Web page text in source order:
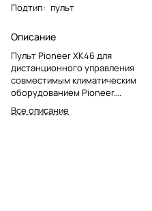
Подтип: пульт
Описание
Пульт Pioneer XK46 для
дистанционного управления
совместимым климатическим
оборудованием Pioneer.
Подходит для замены штатного
пульта или организации
Все описание